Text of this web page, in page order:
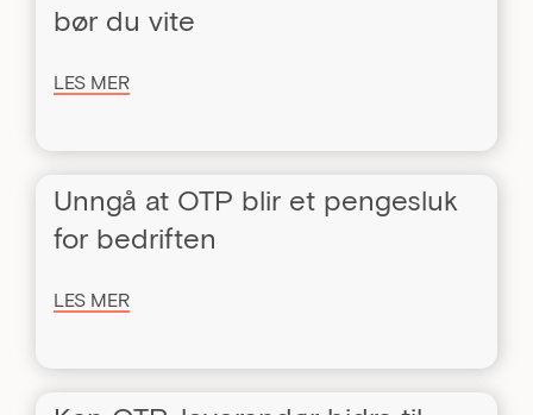
bør du vite
LES MER
Unngå at OTP blir et pengesluk
for bedriften
LES MER